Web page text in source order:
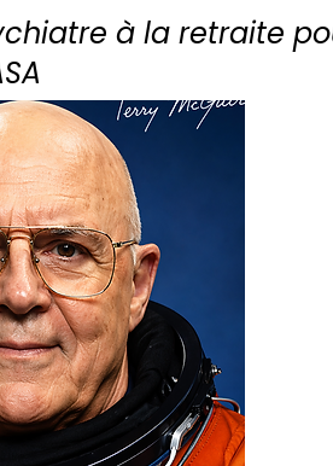
à la retraite